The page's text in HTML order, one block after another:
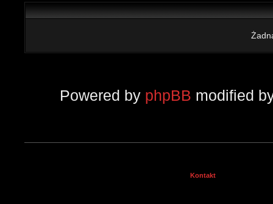
Powered by phpBB modified
Kontakt